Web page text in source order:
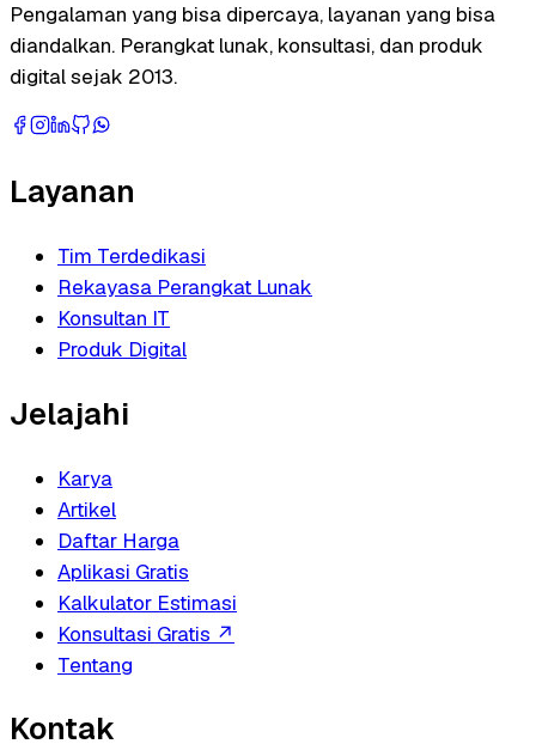
Pengalaman yang bisa dipercaya, layanan yang bisa
diandalkan. Perangkat lunak, konsultasi, dan produk
digital sejak 2013.
Layanan
Tim Terdedikasi
Rekayasa Perangkat Lunak
Konsultan IT
Produk Digital
Jelajahi
Karya
Artikel
Daftar Harga
Aplikasi Gratis
Kalkulator Estimasi
Konsultasi Gratis ↗
Tentang
Kontak